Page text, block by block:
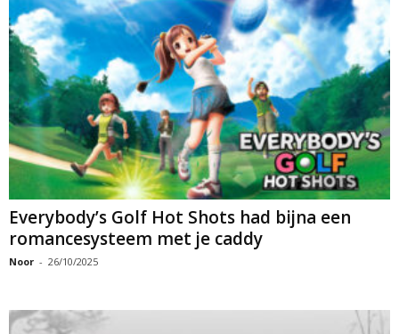
Everybody’s Golf Hot Shots had bijna een
romancesysteem met je caddy
Noor - 26/10/2025